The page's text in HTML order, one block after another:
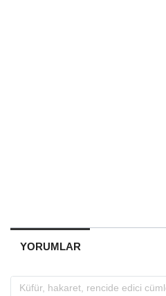
YORUMLAR